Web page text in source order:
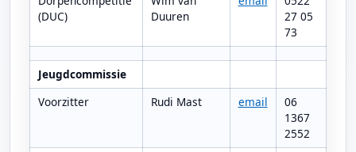
(DUC)
Duuren
27 05
73
Jeugdcommissie
Voorzitter
Rudi Mast email
06
1367
2552